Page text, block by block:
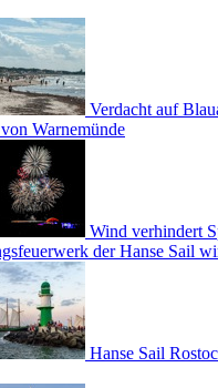
Verdacht auf
Warnemünde
Wind verhindert
der Hanse Sail
Hanse Sail